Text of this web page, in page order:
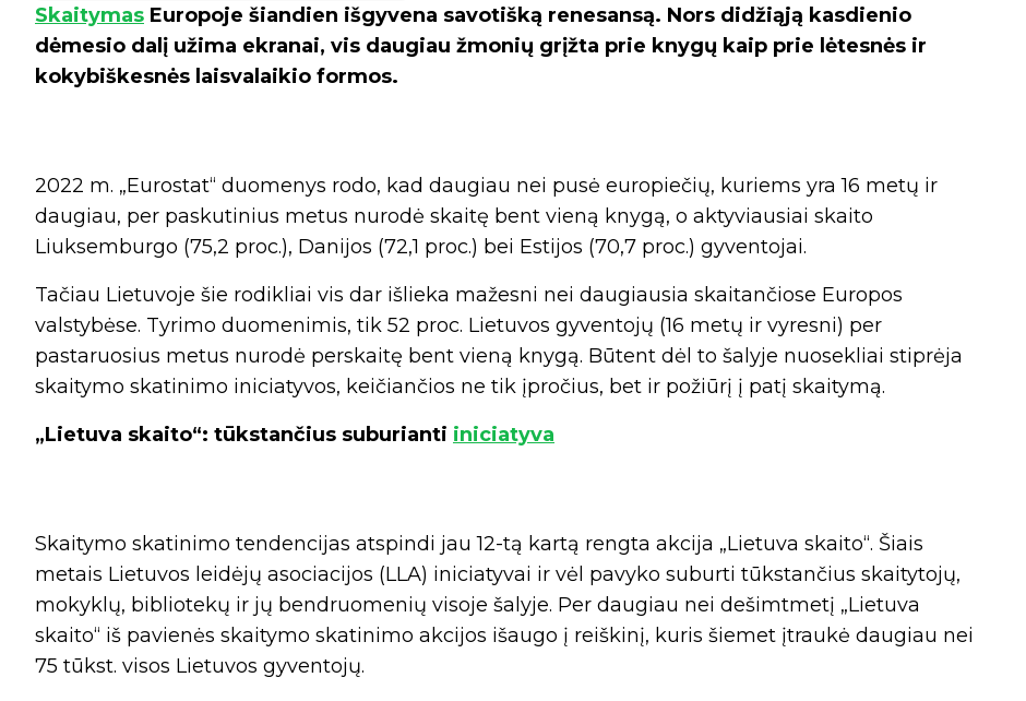
Skaitymas Europoje šiandien išgyvena savotišką renesansą. Nors didžiąją kasdienio
dėmesio dalį užima ekranai, vis daugiau žmonių grįžta prie knygų kaip prie lėtesnės ir
kokybiškesnės laisvalaikio formos.
2022 m. „Eurostat“ duomenys rodo, kad daugiau nei pusė europiečių, kuriems yra 16 metų ir
daugiau, per paskutinius metus nurodė skaitę bent vieną knygą, o aktyviausiai skaito
Liuksemburgo (75,2 proc.), Danijos (72,1 proc.) bei Estijos (70,7 proc.) gyventojai.
Tačiau Lietuvoje šie rodikliai vis dar išlieka mažesni nei daugiausia skaitančiose Europos
valstybėse. Tyrimo duomenimis, tik 52 proc. Lietuvos gyventojų (16 metų ir vyresni) per
pastaruosius metus nurodė perskaitę bent vieną knygą. Būtent dėl to šalyje nuosekliai stiprėja
skaitymo skatinimo iniciatyvos, keičiančios ne tik įpročius, bet ir požiūrį į patį skaitymą.
„Lietuva skaito“: tūkstančius suburianti iniciatyva
Skaitymo skatinimo tendencijas atspindi jau 12-tą kartą rengta akcija „Lietuva skaito“. Šiais
metais Lietuvos leidėjų asociacijos (LLA) iniciatyvai ir vėl pavyko suburti tūkstančius skaitytojų,
mokyklų, bibliotekų ir jų bendruomenių visoje šalyje. Per daugiau nei dešimtmetį „Lietuva
skaito“ iš pavienės skaitymo skatinimo akcijos išaugo į reiškinį, kuris šiemet įtraukė daugiau nei
75 tūkst. visos Lietuvos gyventojų.